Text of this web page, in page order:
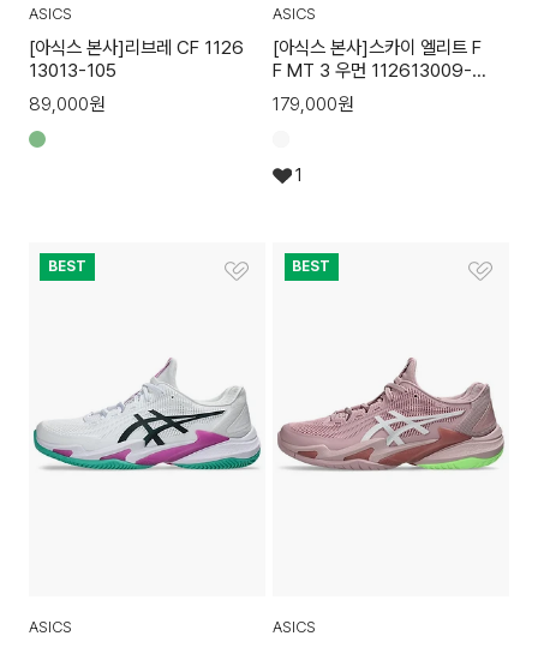
ASICS
[아식스 본사]리브레 CF 1126
13013-105
89,000원
ASICS
[아식스 본사]스카이 엘리트 F
F MT 3 우먼 112613009-1
05
179,000원
1
BEST
ASICS
BEST
ASICS